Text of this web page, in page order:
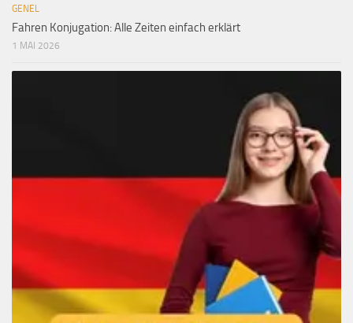
GENEL
Fahren Konjugation: Alle Zeiten einfach erklärt
1 MAI 2026